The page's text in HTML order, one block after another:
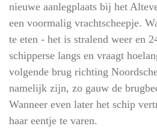
nieuwe aanlegplaats bij het
een voormalig vrachtscheepje.
te eten - het is stralend weer en
schipperse langs en vraagt
volgende brug richting
namelijk zijn, zo gauw de
Wanneer even later het schip
haar eentje te varen.